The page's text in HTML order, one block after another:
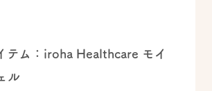
テム：iroha Healthcare モイ
ル